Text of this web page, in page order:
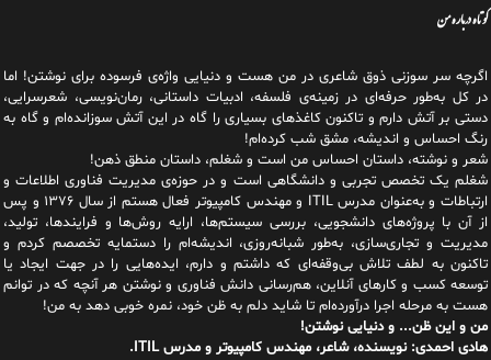
کوتاه درباره من
اگرچه سر سوزنی ذوق شاعری در من هست و دنیایی واژه‌‌ی فرسوده برای نوشتن! اما
در کل به‌طور حرفه‌ای در زمینه‌ی فلسفه، ادبیات داستانی، رمان‌نویسی، شعرسرایی،
دستی بر آتش دارم و تاکنون کاغذهای بسیاری را گاه در این آتش سوزانده‌ام و گاه به
رنگ احساس و اندیشه، مشق شب کرده‌ام!
شعر و نوشته، داستان احساس من است و شغلم، داستان منطق ذهن!
شغلم یک تخصص تجربی و دانشگاهی است و در حوزه‌ی مدیریت فناوری اطلاعات و
ارتباطات و به‌عنوان مدرس ITIL و مهندس کامپیوتر فعال هستم از سال ۱۳۷۶ و پس
از آن با پروژه‌های دانشجویی، بررسی سیستم‌ها، ارایه روش‌ها و فرایندها، تولید،
مدیریت و تجاری‌سازی، به‌طور شبانه‌روزی، اندیشه‌ام را دستمایه تخصصم کردم و
تاکنون به لطف تلاش بی‌وقفه‌ای که داشتم و دارم، اید‌ه‌هایی را در جهت ایجاد یا
توسعه کسب و کارهای آنلاین، هم‌رسانی دانش فناوری و نوشتن هر آنچه که در توانم
هست به مرحله اجرا درآورده‌ام تا شاید دلم به ظن خود، نمره خوبی دهد به من!
من و این ظن... و دنیایی نوشتن!
هادی احمدی: نویسنده، شاعر، مهندس کامپیوتر و مدرس ITIL.